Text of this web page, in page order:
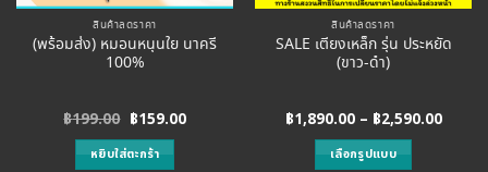
สินค้าลดราคา
(พร้อมส่ง) หมอนหนุนใย นาครี
100%
฿199.00 Original
was:
฿199.00.
฿159.00Current
หยิบใส่ตะกร้า
สินค้าลดราคา
SALE เตียงเหล็ก รุ่น ประหยัด
(ขาว-ดำ)
฿1,890.00 – ฿2,590.00Price
เลือกรูปแบบ